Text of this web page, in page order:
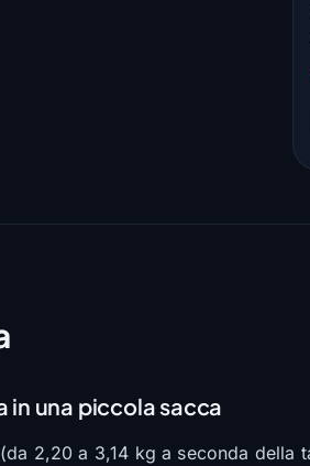
in una piccola sacca
2,20 a 3,14 kg a seconda